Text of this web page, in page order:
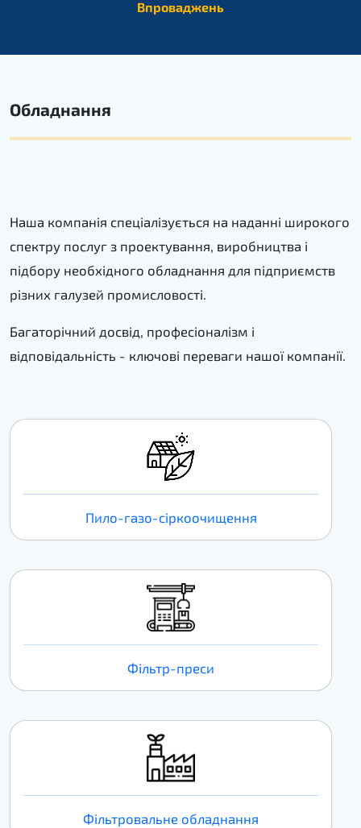
Впроваджень
Обладнання
Наша компанія спеціалізується на наданні широкого
спектру послуг з проектування, виробництва і
підбору необхідного обладнання для підприємств
різних галузей промисловості.
Багаторічний досвід, професіоналізм і
відповідальність - ключові переваги нашої компанії.
Пило-газо-сіркоочищення
Фільтр-преси
Фільтровальне обладнання